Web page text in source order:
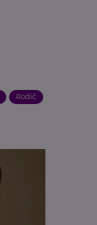
Rodič